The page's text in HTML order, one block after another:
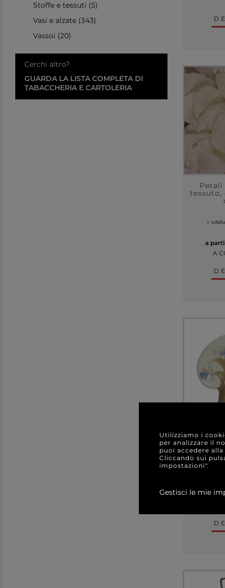
Stoffe e tessuti (5)
Vasi e alzate (343)
Vassoi (20)
Cerchi altro?
GUARDA LA LISTA COMPLETA DI
TABACCHERIA E CARTOLERIA
Petali
tessuto,
+
a
A
Albero
a
Utilizziamo i
per analizzare il
puoi accedere alla
Cliccando sui
impostazioni".
Gestisci le mie